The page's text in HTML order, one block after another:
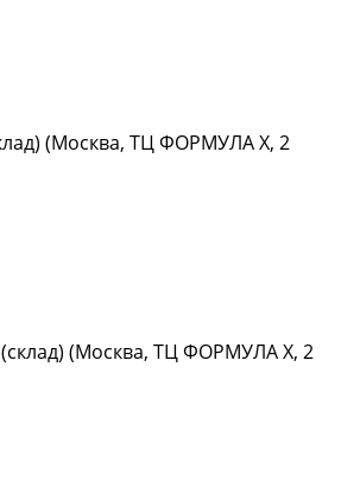
(Москва, ТЦ ФОРМУЛА Х, 2
(Москва, ТЦ ФОРМУЛА Х, 2